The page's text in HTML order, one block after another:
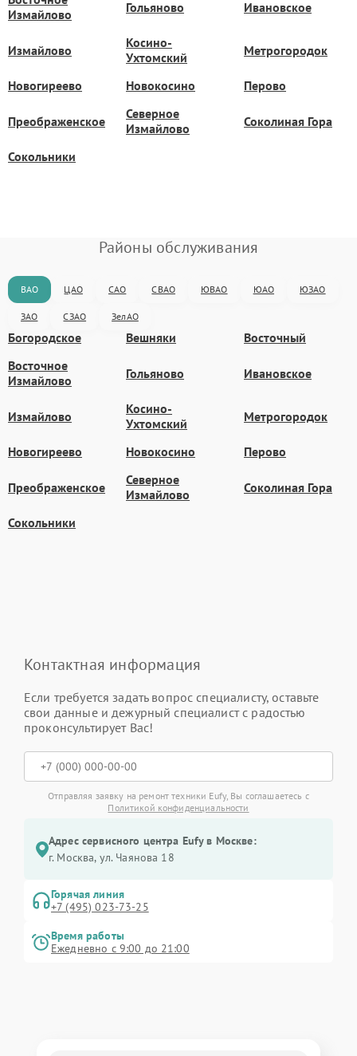
Измайлово
Гольяново Ивановское
Измайлово
Косино-
Ухтомский
Метрогородок
Новогиреево Новокосино Перово
Преображенское
Северное
Измайлово
Соколиная Гора
Сокольники
Районы обслуживания
ВАО ЦАО САО СВАО ЮВАО ЮАО ЮЗАО
ЗАО СЗАО ЗелАО
Богородское Вешняки
Восточный
Восточное
Измайлово
Гольяново Ивановское
Измайлово
Косино-
Ухтомский
Метрогородок
Новогиреево Новокосино Перово
Преображенское
Северное
Измайлово
Соколиная Гора
Сокольники
Контактная информация
Если требуется задать вопрос специалисту, оставьте
свои данные и дежурный специалист с радостью
проконсультирует Вас!
Отправляя заявку на ремонт техники Eufy, Вы соглашаетесь с
Политикой конфиденциальности
Адрес сервисного центра Eufy в Москве:
г. Москва, ул. Чаянова 18
Горячая линия
+7 (495) 023-73-25
Время работы
Ежедневно с 9:00 до 21:00